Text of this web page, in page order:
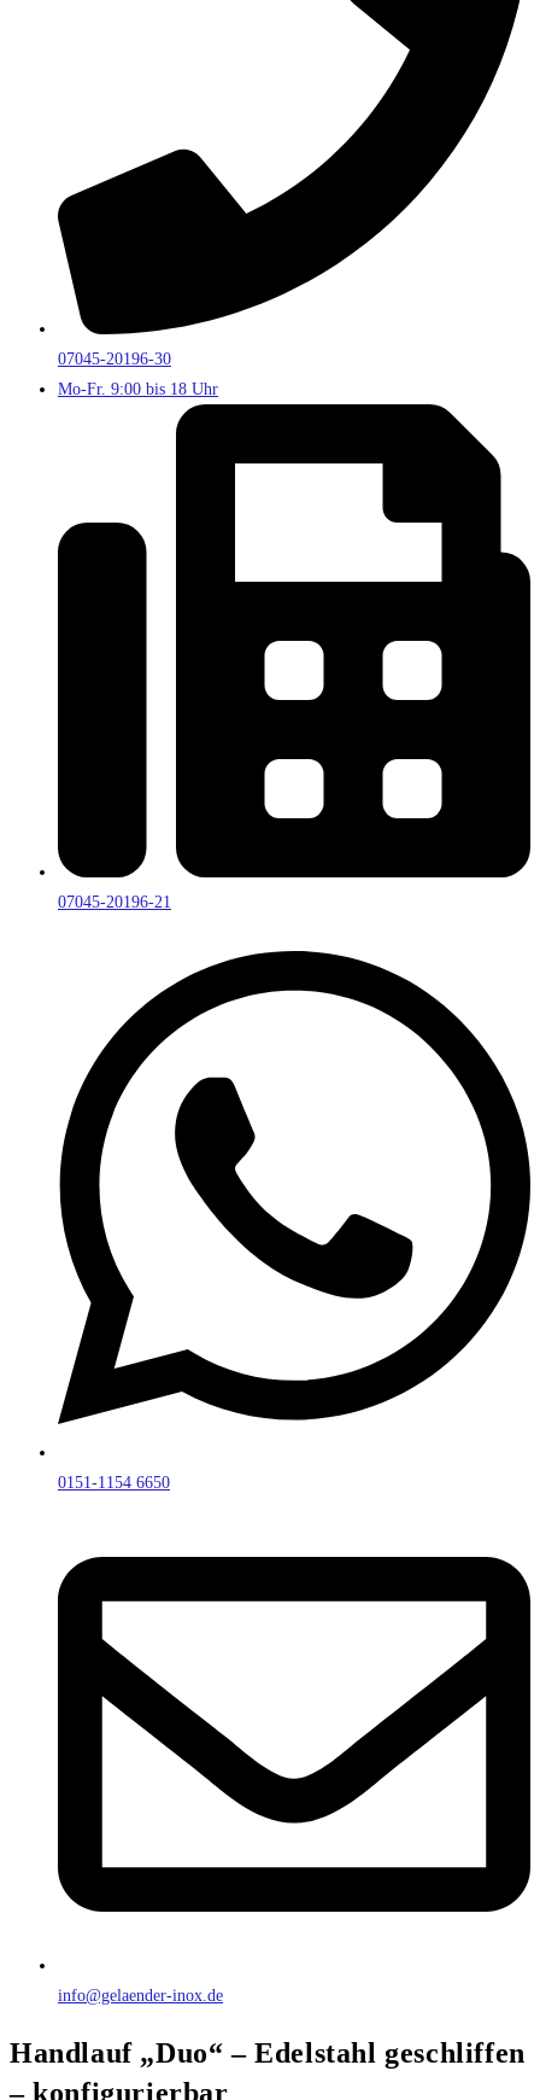
07045-20196-30
Mo-Fr. 9:00 bis 18 Uhr
07045-20196-21
0151-1154 6650
info@gelaender-inox.de
Handlauf „Duo“ – Edelstahl geschliffen
– konfigurierbar